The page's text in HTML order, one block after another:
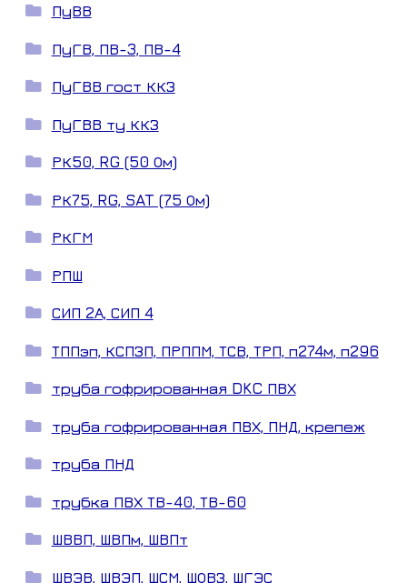
ПуВВ
ПуГВ, ПВ-3, ПВ-4
ПуГВВ гост ККЗ
ПуГВВ ту ККЗ
РК50, RG (50 Ом)
РК75, RG, SAT (75 Ом)
РКГМ
РПШ
СИП 2А, СИП 4
ТППэп, КСПЗП, ПРППМ, ТСВ, ТРП, п274м, п296
труба гофрированная DKC ПВХ
труба гофрированная ПВХ, ПНД, крепеж
труба ПНД
трубка ПВХ ТВ-40, ТВ-60
ШВВП, ШВПм, ШВПт
ШВЭВ, ШВЭП, ШСМ, ШОВЗ, ШГЭС